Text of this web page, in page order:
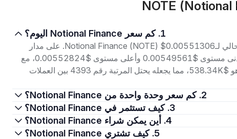
1. كم سعر Notional Finance اليوم؟
اعتبارًا من 8 أغسطس 2026، بلغ سعر التداول الحالي لـNotional Finance (NOTE) $0.00551306. على مدار
الأربع وعشرين ساعة الماضية، تراوح السعر بين أدنى مستوى $0.00549561 وأعلى مستوى $0.00552824، مع
حجم تداول بلغ $65.29. إجمالي القيمة السوقية هو $538.34K، مما يجعله يحتل المرتبة رقم 4393 بين العملات
2. كم سعر وحدة واحدة من Notional Finance؟
3. كيف تستثمر في Notional Finance؟
4. أين يمكن شراء Notional Finance؟
5. كيف تشتري Notional Finance؟